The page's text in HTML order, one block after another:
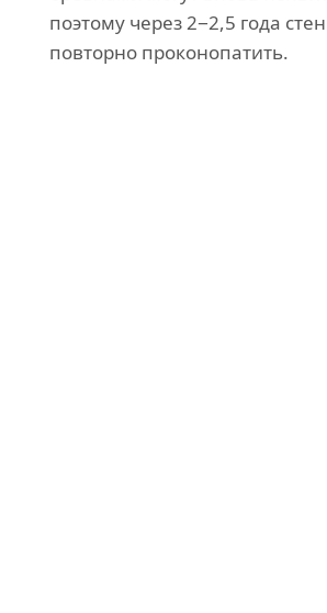
поэтому через 2−2,5 года
повторно проконопатить.